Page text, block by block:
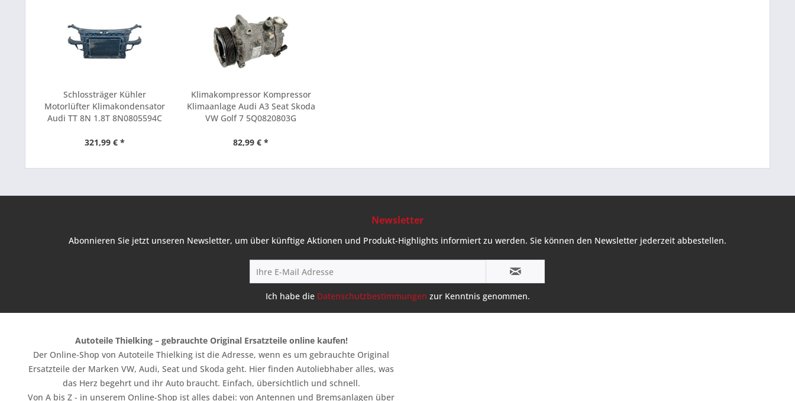
Schlossträger Kühler
Motorlüfter Klimakondensator
Audi TT 8N 1.8T 8N0805594C
321,99 € *
Klimakompressor Kompressor
Klimaanlage Audi A3 Seat Skoda
VW Golf 7 5Q0820803G
82,99 € *
Newsletter
Abonnieren Sie jetzt unseren Newsletter, um über künftige Aktionen und Produkt-Highlights informiert zu werden. Sie können den Newsletter jederzeit abbestellen.
Ich habe die Datenschutzbestimmungen zur Kenntnis genommen.
Autoteile Thielking – gebrauchte Original Ersatzteile online kaufen!
Der Online-Shop von Autoteile Thielking ist die Adresse, wenn es um gebrauchte Original
Ersatzteile der Marken VW, Audi, Seat und Skoda geht. Hier finden Autoliebhaber alles, was
das Herz begehrt und ihr Auto braucht. Einfach, übersichtlich und schnell.
Von A bis Z - in unserem Online-Shop ist alles dabei: von Antennen und Bremsanlagen über